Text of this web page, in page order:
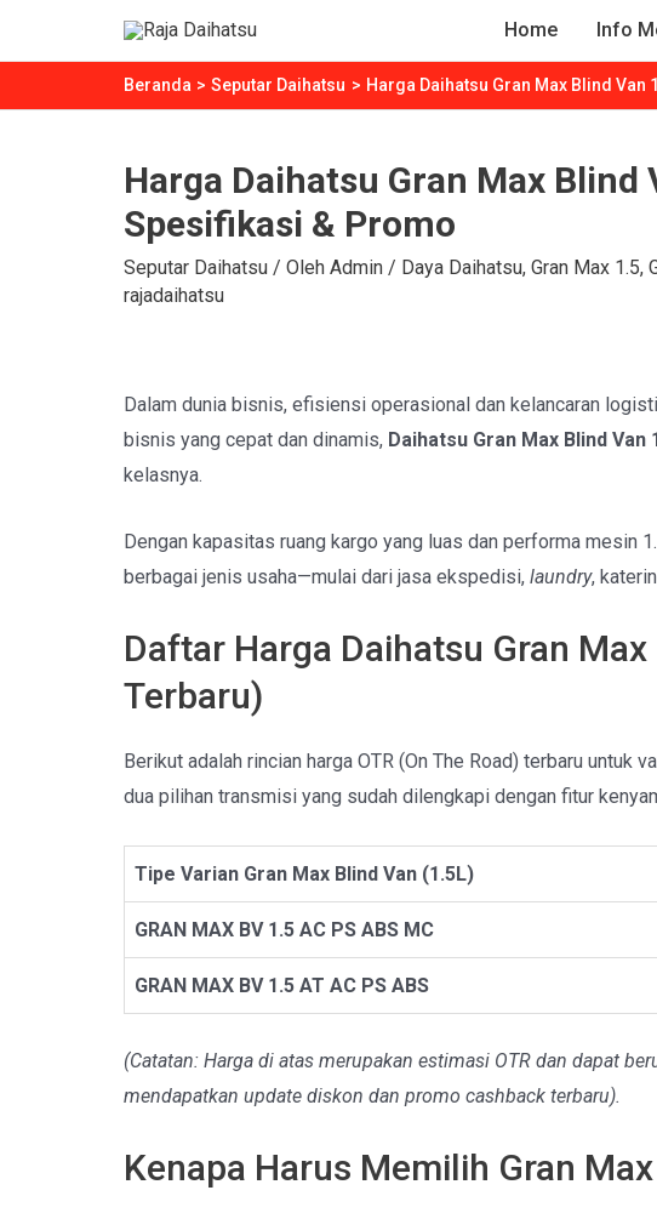
Home Info
Beranda Seputar Daihatsu Harga Daihatsu Gran Max Blind
Harga Daihatsu Gran Max Blind
Spesifikasi & Promo
Seputar Daihatsu / Oleh Admin / Daya Daihatsu, Gran Max 1.5,
rajadaihatsu
Dalam dunia bisnis, efisiensi operasional dan kelancaran
bisnis yang cepat dan dinamis, Daihatsu Gran Max Blind Van
kelasnya.
Dengan kapasitas ruang kargo yang luas dan performa mesin
berbagai jenis usaha—mulai dari jasa ekspedisi, laundry,
Daftar Harga Daihatsu Gran
Terbaru)
Berikut adalah rincian harga OTR (On The Road) terbaru untuk
dua pilihan transmisi yang sudah dilengkapi dengan fitur
Tipe Varian Gran Max Blind Van (1.5L)
GRAN MAX BV 1.5 AC PS ABS MC
GRAN MAX BV 1.5 AT AC PS ABS
(Catatan: Harga di atas merupakan estimasi OTR dan dapat
mendapatkan update diskon dan promo cashback terbaru).
Kenapa Harus Memilih Gran